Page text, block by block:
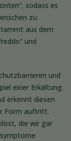
sodass es
zu
aus dem
und
und
einer Erkältung.
erkennt diesen
Form auftritt.
die wir gar